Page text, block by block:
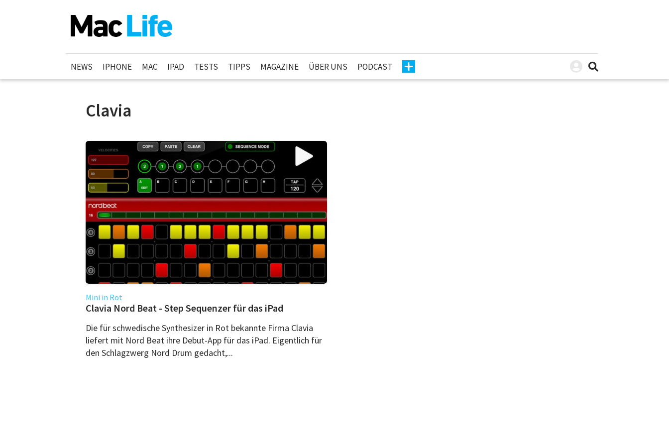
NEWS IPHONE MAC IPAD TESTS TIPPS MAGAZINE ÜBER UNS PODCAST
Clavia
Mini in Rot
Clavia Nord Beat - Step Sequenzer für das iPad
Die für schwedische Synthesizer in Rot bekannte Firma Clavia
liefert mit Nord Beat ihre Debut-App für das iPad. Eigentlich für
den Schlagzwerg Nord Drum gedacht,...